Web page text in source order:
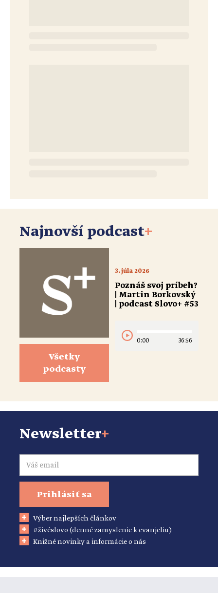
Najnovší podcast+
Všetky
podcasty
3. júla 2026
Poznáš svoj príbeh?
| Martin Borkovský
| podcast Slovo+ #53
0:00 36:56
Newsletter+
Email
Prihlásiť sa
Výber najlepších článkov
#živéslovo (denné zamyslenie k evanjeliu)
Knižné novinky a informácie o nás